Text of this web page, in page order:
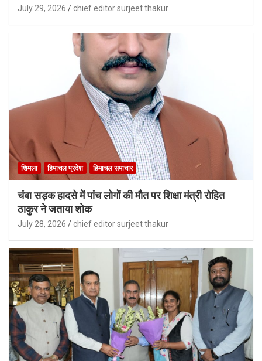
July 29, 2026 chief editor surjeet thakur
शिमला हिमाचल प्रदेश हिमाचल समाचार
चंबा सड़क हादसे में पांच लोगों की मौत पर शिक्षा मंत्री रोहित
ठाकुर ने जताया शोक
July 28, 2026 chief editor surjeet thakur